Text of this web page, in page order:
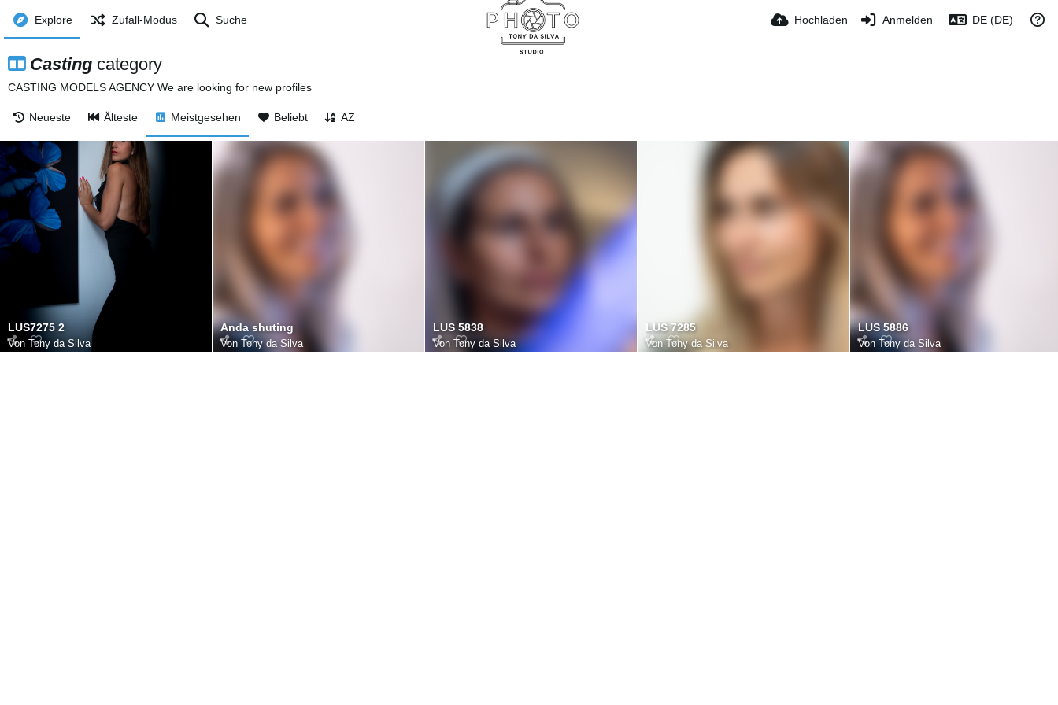
Explore Zufall-Modus Suche Hochladen Anmelden DE (DE)
Casting category
CASTING MODELS AGENCY We are looking for new profiles
Neueste Älteste Meistgesehen Beliebt AZ
LUS7275 2
Von Tony da Silva
Anda shuting
VonTony da Silva
LUS 5838
Von Tony da Silva
LUS 7285
VonTony da Silva
LUS 5886
VonTony da Silva